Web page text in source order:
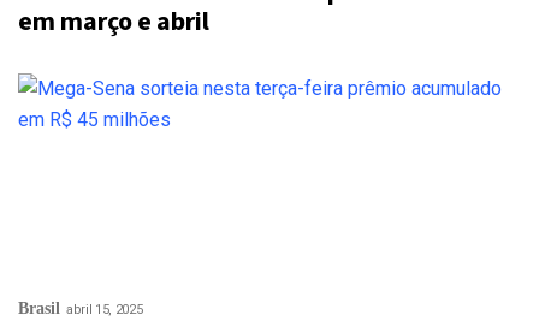
em março e abril
Brasil abril 15, 2025